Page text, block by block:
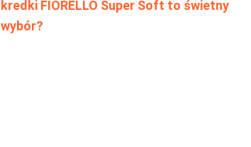
kredki FIORELLO Super Soft to świetny
wybór?